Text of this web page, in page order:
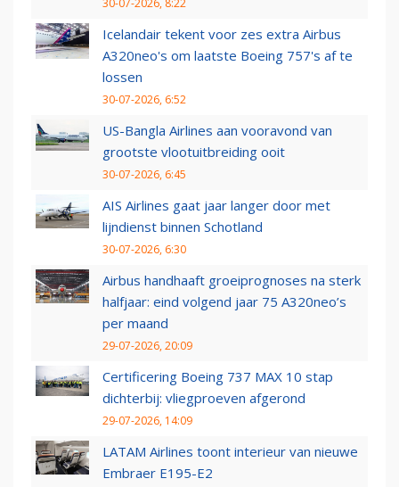
30-07-2026, 8:22
Icelandair tekent voor zes extra Airbus
A320neo's om laatste Boeing 757's af te
lossen
30-07-2026, 6:52
US-Bangla Airlines aan vooravond van
grootste vlootuitbreiding ooit
30-07-2026, 6:45
AIS Airlines gaat jaar langer door met
lijndienst binnen Schotland
30-07-2026, 6:30
Airbus handhaaft groeiprognoses na sterk
halfjaar: eind volgend jaar 75 A320neo’s
per maand
29-07-2026, 20:09
Certificering Boeing 737 MAX 10 stap
dichterbij: vliegproeven afgerond
29-07-2026, 14:09
LATAM Airlines toont interieur van nieuwe
Embraer E195-E2